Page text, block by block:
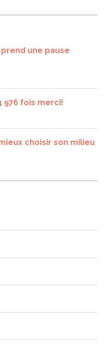
prend une pause
976 fois merci!
choisir son milieu